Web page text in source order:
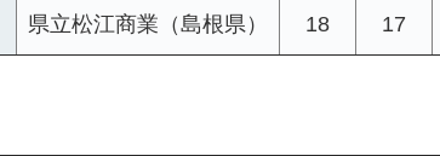
県立松江商業（島根県） 18 17